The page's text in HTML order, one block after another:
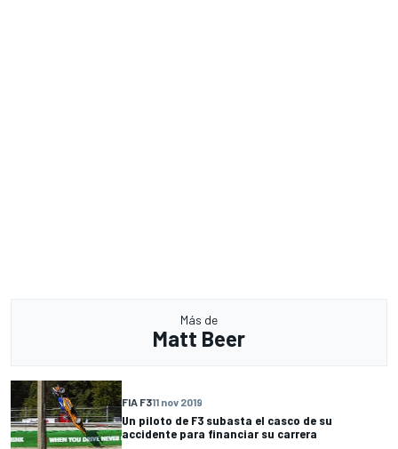
Más de
Matt Beer
FIA F311 nov 2019
Un piloto de F3 subasta el casco de su
accidente para financiar su carrera